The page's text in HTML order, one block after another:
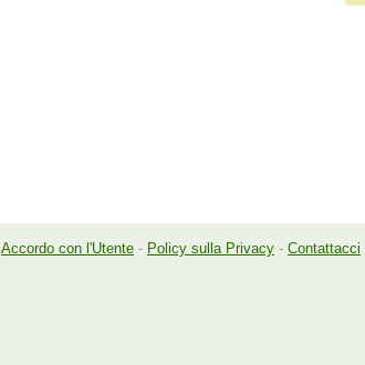
Accordo con l'Utente - Policy sulla Privacy - Contattacci